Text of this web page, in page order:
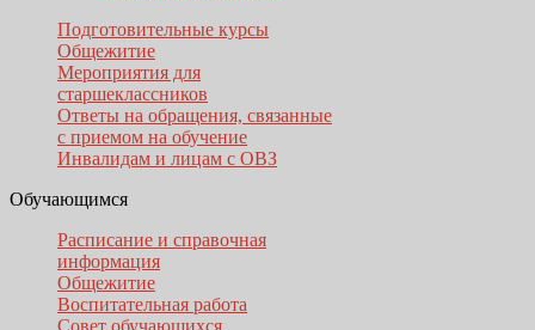
Подготовительные курсы
Общежитие
Мероприятия для
старшеклассников
Ответы на обращения, связанные
с приемом на обучение
Инвалидам и лицам с ОВЗ
Обучающимся
Расписание и справочная
информация
Общежитие
Воспитательная работа
Совет обучающихся